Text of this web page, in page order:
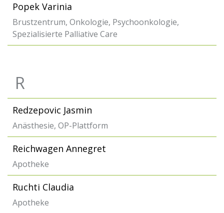
Popek Varinia
Brustzentrum, Onkologie, Psychoonkologie,
Spezialisierte Palliative Care
R
Redzepovic Jasmin
Anästhesie, OP-Plattform
Reichwagen Annegret
Apotheke
Ruchti Claudia
Apotheke